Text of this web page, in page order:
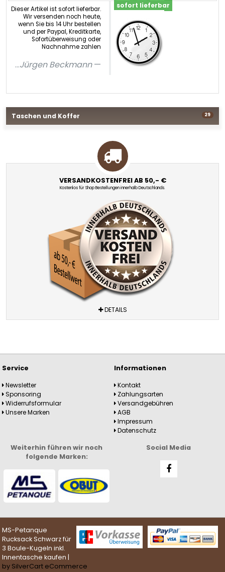
Dieser Artikel ist sofort lieferbar.
Wir versenden noch heute,
wenn Sie bis 14 Uhr bestellen
und per Paypal, Kreditkarte,
Sofortüberweisung oder
Nachnahme zahlen
...Jürgen Beckmann
sofort lieferbar
Taschen und Koffer 29
VERSANDKOSTENFREI AB 50,- €
Kostenlos für Shop Bestellungen innerhalb Deutschlands.
DETAILS
Service
Newsletter
Sponsoring
Widerrufsformular
Unsere Marken
Informationen
Kontakt
Zahlungsarten
Versandgebühren
AGB
Impressum
Datenschutz
Weiterhin führen wir noch
folgende Marken:
Social Media
MS-Petanque
Rucksack Schwarz für
3 Boule-Kugeln inkl.
Innentasche kaufen |
by SilverCart eCommerce